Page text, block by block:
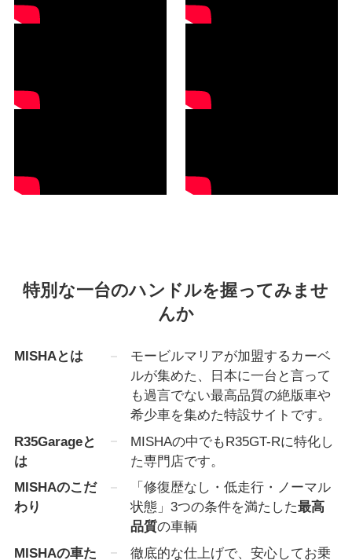
特別な一台のハンドルを握ってみませ
んか
MISHAとは
モービルマリアが加盟するカーベ
ルが集めた、日本に一台と言って
も過言でない最高品質の絶版車や
希少車を集めた特設サイトです。
R35Garageと
は
MISHAの中でもR35GT-Rに特化し
た専門店です。
MISHAのこだ
わり
「修復歴なし・低走行・ノーマル
状態」3つの条件を満たした最高
品質の車輌
MISHAの車た
徹底的な仕上げで、安心してお乗